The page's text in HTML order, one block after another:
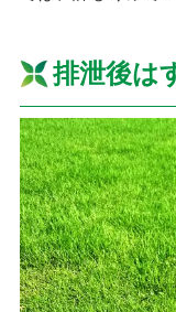
排泄後は